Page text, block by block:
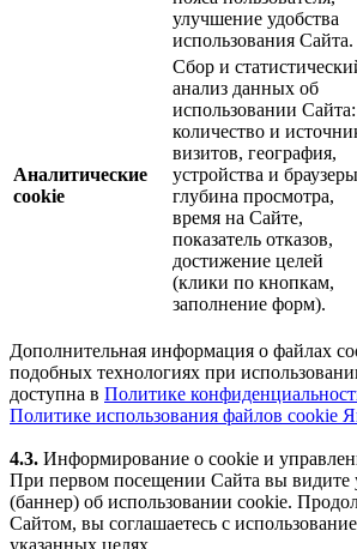
улучшение удобства
использования Сайта.
Аналитические
cookie
Сбор и
анализ данных об
использовании Сайта:
количество и
визитов, география,
устройства и
глубина просмотра,
время на Сайте,
показатель отказов,
достижение целей
(клики по кнопкам,
заполнение форм).
Дополнительная информация о файлах
подобных технологиях при
доступна в Политике
Политике использования файлов cookie
4.3. Информирование о cookie и
При первом посещении Сайта вы видите
(баннер) об использовании cookie.
Сайтом, вы соглашаетесь с
указанных целях.